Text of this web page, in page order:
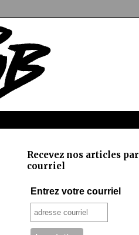
Recevez nos articles par
courriel
Entrez votre courriel